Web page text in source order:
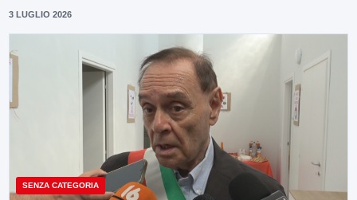
3 LUGLIO 2026
SENZA CATEGORIA